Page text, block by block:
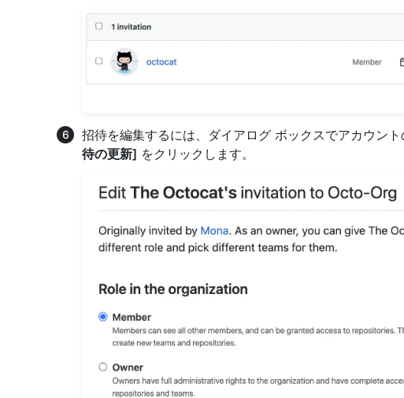
招待を編集するには、ダイアログ ボックスでアカウン
待の更新] をクリックします。